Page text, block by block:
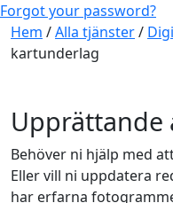
Forgot your password?
Hem /Alla tjänster/
kartunderlag
Upprättande
Behöver ni hjälp med
Eller vill ni uppdatera
har erfarna